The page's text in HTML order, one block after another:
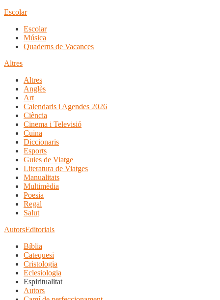
Escolar
Escolar
Música
Quaderns de Vacances
Altres
Altres
Anglès
Art
Calendaris i Agendes 2026
Ciència
Cinema i Televisió
Cuina
Diccionaris
Esports
Guies de Viatge
Literatura de Viatges
Manualitats
Multimèdia
Poesia
Regal
Salut
AutorsEditorials
Bíblia
Catequesi
Cristologia
Eclesiologia
Espiritualitat
Autors